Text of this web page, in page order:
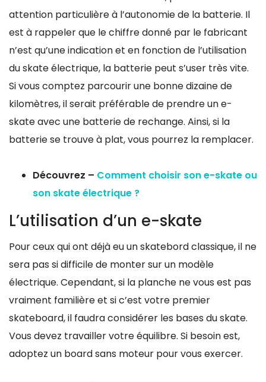
attention particulière à l’autonomie de la batterie. Il
est à rappeler que le chiffre donné par le fabricant
n’est qu’une indication et en fonction de l’utilisation
du skate électrique, la batterie peut s’user très vite.
Si vous comptez parcourir une bonne dizaine de
kilomètres, il serait préférable de prendre un e-
skate avec une batterie de rechange. Ainsi, si la
batterie se trouve à plat, vous pourrez la remplacer.
Découvrez – Comment choisir son e-skate ou
son skate électrique ?
L’utilisation d’un e-skate
Pour ceux qui ont déjà eu un skatebord classique, il ne
sera pas si difficile de monter sur un modèle
électrique. Cependant, si la planche ne vous est pas
vraiment familière et si c’est votre premier
skateboard, il faudra considérer les bases du skate.
Vous devez travailler votre équilibre. Si besoin est,
adoptez un board sans moteur pour vous exercer.